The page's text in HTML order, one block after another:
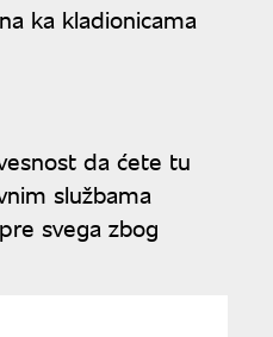
ka kladionicama
da ćete tu
službama
svega zbog